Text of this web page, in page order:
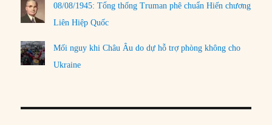
08/08/1945: Tổng thống Truman phê chuẩn Hiến chương
Liên Hiệp Quốc
Mối nguy khi Châu Âu do dự hỗ trợ phòng không cho
Ukraine